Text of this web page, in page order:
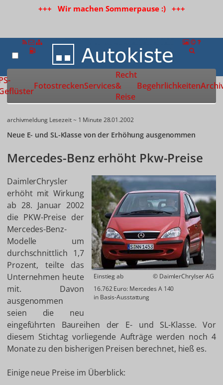
+++ Wir machen Sommerpause :) +++
Zur Startseite
FotostreckenServices
Recht
&
Reise
Begehrlichkeiten
archivmeldung Lesezeit ~ 1 Minute 28.01.2002
Neue E- und SL-Klasse von der Erhöhung ausgenommen
Mercedes-Benz erhöht Pkw-Preise
Einstieg ab
© DaimlerChrylser AG
16.762 Euro: Mercedes A 140
in Basis-Ausstattung
DaimlerChrysler
erhöht mit Wirkung
ab 28. Januar 2002
die PKW-Preise der
Mercedes-Benz-
Modelle um
durchschnittlich 1,7
Prozent, teilte das
Unternehmen heute
mit. Davon
ausgenommen
seien die neu
eingeführten Baureihen der E- und SL-Klasse. Vor
diesem Stichtag vorliegende Aufträge werden noch 4
Monate zu den bisherigen Preisen berechnet, hieß es.
Einige neue Preise im Überblick: